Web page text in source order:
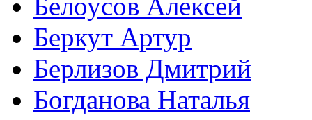
Беркут Артур
Берлизов Дмитрий
Богданова Наталья